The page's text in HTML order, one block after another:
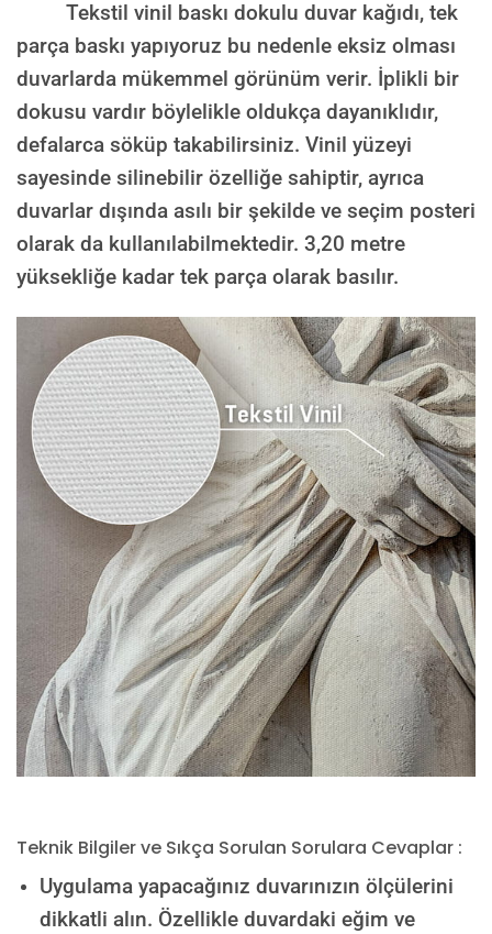
Tekstil vinil baskı dokulu duvar kağıdı, tek
parça baskı yapıyoruz bu nedenle eksiz olması
duvarlarda mükemmel görünüm verir. İplikli bir
dokusu vardır böylelikle oldukça dayanıklıdır,
defalarca söküp takabilirsiniz. Vinil yüzeyi
sayesinde silinebilir özelliğe sahiptir, ayrıca
duvarlar dışında asılı bir şekilde ve seçim posteri
olarak da kullanılabilmektedir. 3,20 metre
yüksekliğe kadar tek parça olarak basılır.
Teknik Bilgiler ve Sıkça Sorulan Sorulara Cevaplar :
Uygulama yapacağınız duvarınızın ölçülerini
dikkatli alın. Özellikle duvardaki eğim ve